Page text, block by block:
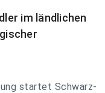
im ländlichen
startet Schwarz-